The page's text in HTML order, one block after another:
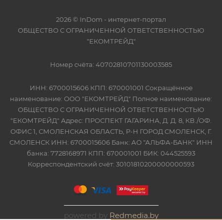
2026 © InDom - интернет-портал
ОБЩЕСТВО С ОГРАНИЧЕННОЙ ОТВЕТСТВЕННОСТЬЮ
"ЕКОМТРЕЙД"
Номер счёта: 40702810701130003585
ИНН: 6700015606 КПП: 670001001 Сокращённое
наименование: ООО "ЕКОМТРЕЙД" Полное наименование:
ОБЩЕСТВО С ОГРАНИЧЕННОЙ ОТВЕТСТВЕННОСТЬЮ
"ЕКОМТРЕЙД" Адрес: ПРОСПЕКТ ГАГАРИНА, Д. Д. 8, КВ./ОФ.
ОФИС 1, СМОЛЕНСКАЯ ОБЛАСТЬ, Р-Н ГОРОД СМОЛЕНСК, Г.
СМОЛЕНСК ИНН: 6700015606 Банк: АО "АЛЬФА-БАНК" ИНН
банка: 7728168971 КПП: 670001001 БИК: 044525593
Корреспондентский счёт: 30101810200000000593
powered by Redmedia.by